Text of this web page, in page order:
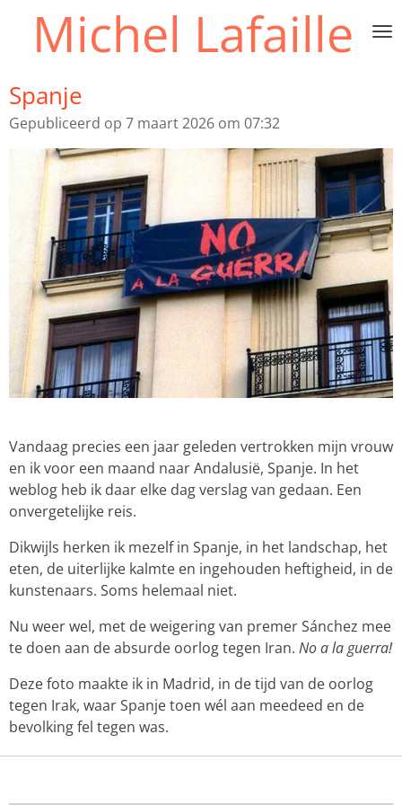
direct
hoofdinhoud
Michel Lafaille
Spanje
Gepubliceerd op 7 maart 2026 om 07:32
Vandaag precies een jaar geleden vertrokken mijn vrouw
en ik voor een maand naar Andalusië, Spanje. In het
weblog heb ik daar elke dag verslag van gedaan. Een
onvergetelijke reis.
Dikwijls herken ik mezelf in Spanje, in het landschap, het
eten, de uiterlijke kalmte en ingehouden heftigheid, in de
kunstenaars. Soms helemaal niet.
Nu weer wel, met de weigering van premer Sánchez mee
te doen aan de absurde oorlog tegen Iran. No a la guerra!
Deze foto maakte ik in Madrid, in de tijd van de oorlog
tegen Irak, waar Spanje toen wél aan meedeed en de
bevolking fel tegen was.